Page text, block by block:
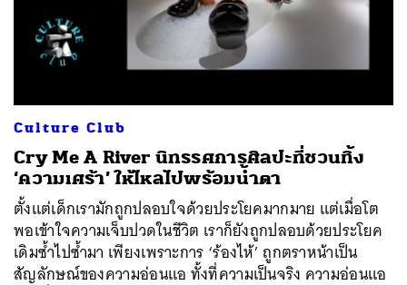
Culture Club
Cry Me A River นิทรรศการศิลปะที่ชวนทิ้ง
‘ความเศร้า’ ให้ไหลไปพร้อมน้ำตา
ตั้งแต่เด็กเรามักถูกปลอบใจด้วยประโยคมากมาย แต่เมื่อโต
พอเข้าใจความเจ็บปวดในชีวิต เราก็ยังถูกปลอบด้วยประโยค
เดิมซ้ำไปซ้ำมา เพียงเพราะการ ‘ร้องไห้’ ถูกตราหน้าเป็น
สัญลักษณ์ของความอ่อนแอ ทั้งที่ความเป็นจริง ความอ่อนแอ